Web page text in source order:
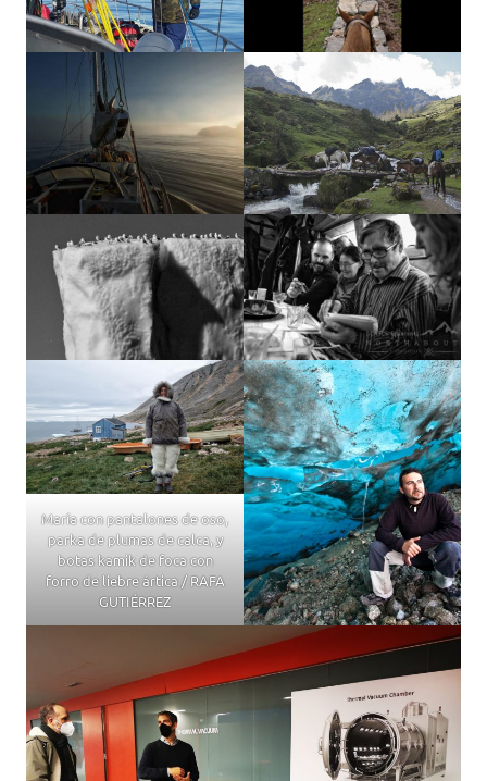
María con pantalones de oso,
parka de plumas de calca, y
botas kamik de foca con
forro de liebre ártica / RAFA
GUTIÉRREZ